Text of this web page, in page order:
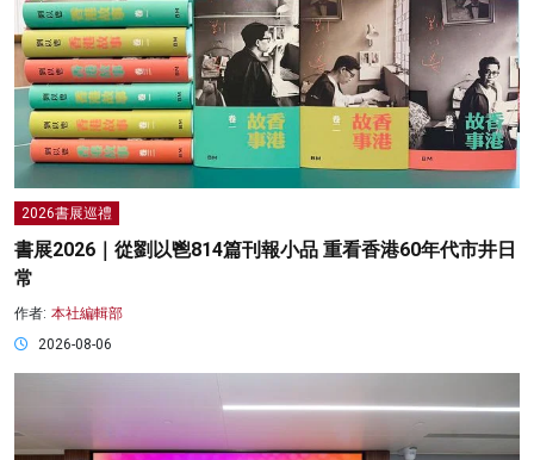
2026書展巡禮
書展2026｜從劉以鬯814篇刊報小品 重看香港60年代市井日
常
作者: 本社編輯部
2026-08-06